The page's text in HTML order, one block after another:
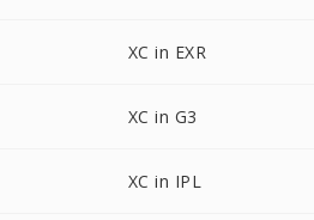
XC in EXR
XC in G3
XC in IPL